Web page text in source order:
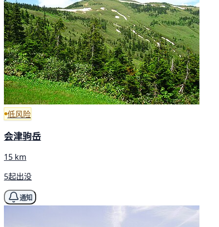
低风险
会津驹岳
15 km
5起出没
通知